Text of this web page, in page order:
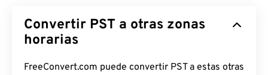
Convertir PST a otras zonas
horarias
FreeConvert.com puede convertir PST a estas otras